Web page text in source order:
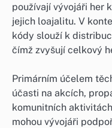
používají vývojáři her
jejich loajalitu. V
kódy slouží k
čímž zvyšují celkový
Primárním účelem
účasti na akcích,
komunitních
mohou vývojáři